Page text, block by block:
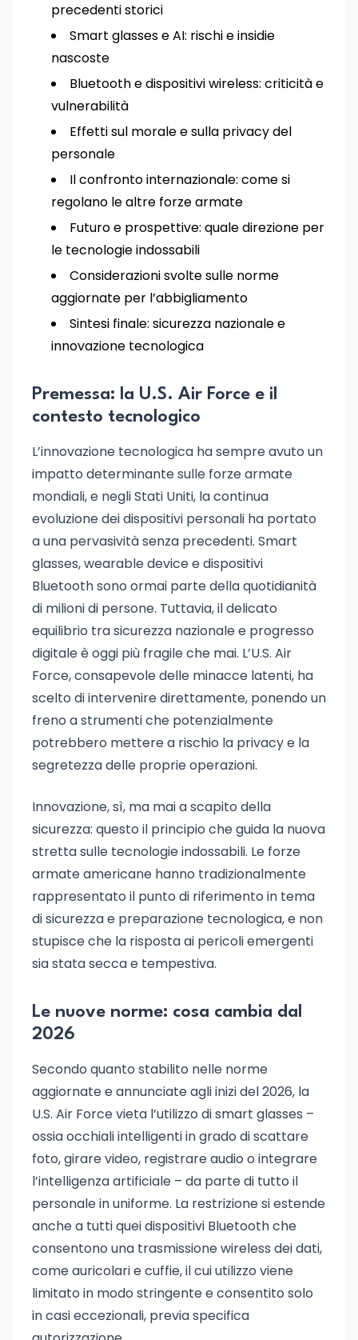
precedenti storici
Smart glasses e AI: rischi e insidie
nascoste
Bluetooth e dispositivi wireless: criticità e
vulnerabilità
Effetti sul morale e sulla privacy del
personale
Il confronto internazionale: come si
regolano le altre forze armate
Futuro e prospettive: quale direzione per
le tecnologie indossabili
Considerazioni svolte sulle norme
aggiornate per l’abbigliamento
Sintesi finale: sicurezza nazionale e
innovazione tecnologica
Premessa: la U.S. Air Force e il
contesto tecnologico
L’innovazione tecnologica ha sempre avuto un
impatto determinante sulle forze armate
mondiali, e negli Stati Uniti, la continua
evoluzione dei dispositivi personali ha portato
a una pervasività senza precedenti. Smart
glasses, wearable device e dispositivi
Bluetooth sono ormai parte della quotidianità
di milioni di persone. Tuttavia, il delicato
equilibrio tra sicurezza nazionale e progresso
digitale è oggi più fragile che mai. L’U.S. Air
Force, consapevole delle minacce latenti, ha
scelto di intervenire direttamente, ponendo un
freno a strumenti che potenzialmente
potrebbero mettere a rischio la privacy e la
segretezza delle proprie operazioni.
Innovazione, sì, ma mai a scapito della
sicurezza: questo il principio che guida la nuova
stretta sulle tecnologie indossabili. Le forze
armate americane hanno tradizionalmente
rappresentato il punto di riferimento in tema
di sicurezza e preparazione tecnologica, e non
stupisce che la risposta ai pericoli emergenti
sia stata secca e tempestiva.
Le nuove norme: cosa cambia dal
2026
Secondo quanto stabilito nelle norme
aggiornate e annunciate agli inizi del 2026, la
U.S. Air Force vieta l’utilizzo di smart glasses –
ossia occhiali intelligenti in grado di scattare
foto, girare video, registrare audio o integrare
l’intelligenza artificiale – da parte di tutto il
personale in uniforme. La restrizione si estende
anche a tutti quei dispositivi Bluetooth che
consentono una trasmissione wireless dei dati,
come auricolari e cuffie, il cui utilizzo viene
limitato in modo stringente e consentito solo
in casi eccezionali, previa specifica